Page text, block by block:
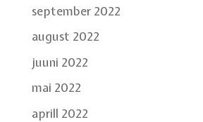
september 2022
august 2022
juuni 2022
mai 2022
aprill 2022